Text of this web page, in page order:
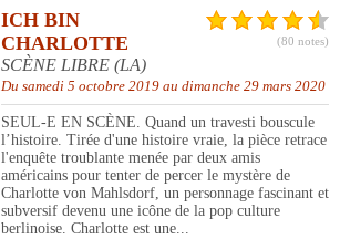
(80 notes)
ICH BIN
CHARLOTTE
SCÈNE LIBRE (LA)
Du samedi 5 octobre 2019 au dimanche 29 mars 2020
SEUL-E EN SCÈNE. Quand un travesti bouscule
l’histoire. Tirée d'une histoire vraie, la pièce retrace
l'enquête troublante menée par deux amis
américains pour tenter de percer le mystère de
Charlotte von Mahlsdorf, un personnage fascinant et
subversif devenu une icône de la pop culture
berlinoise. Charlotte est une...